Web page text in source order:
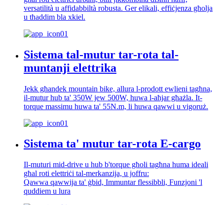
versatilità u affidabbiltà robusta. Ger elikali, effiċjenza għolja
u tħaddim bla xkiel.
Sistema tal-mutur tar-rota tal-
muntanji elettrika
Jekk għandek mountain bike, allura l-prodott ewlieni tagħna,
il-mutur hub ta' 350W jew 500W, huwa l-aħjar għażla. It-
torque massimu huwa ta' 55N.m, li huwa qawwi u vigoruż.
Sistema ta' mutur tar-rota E-cargo
Il-muturi mid-drive u hub b'torque għoli tagħna huma ideali
għal roti elettriċi tal-merkanzija, u joffru:
Qawwa qawwija ta' ġbid, Immuntar flessibbli, Funzjoni 'l
quddiem u lura